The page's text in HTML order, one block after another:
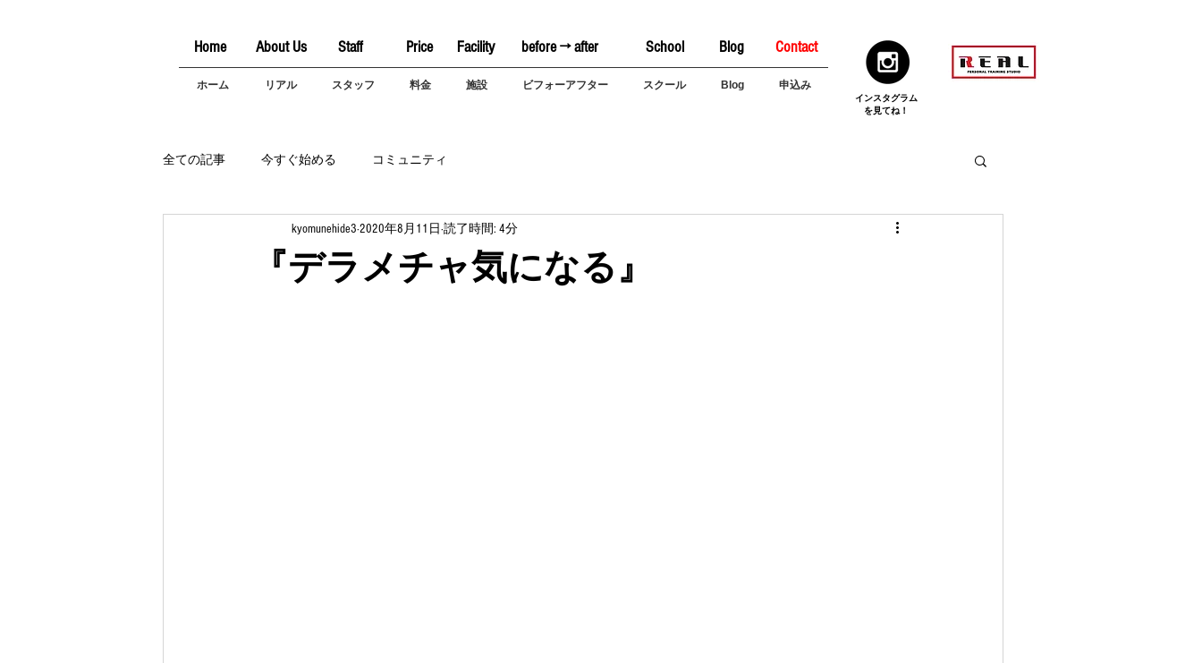
Home About Us Staff Price Facility before → after School Blog Contact
ホーム リアル スタッフ 料金 施設 ビフォーアフター スクール Blog 申込み
​インスタグラム
を見てね！
全ての記事 今すぐ始める コミュニティ
『デラメチャ気になる』
kyomunehide3 2020年8月11日 読了時間: 4分